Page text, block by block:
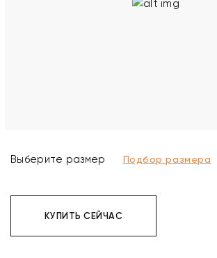
Выберите размер Подбор размера
КУПИТЬ СЕЙЧАС